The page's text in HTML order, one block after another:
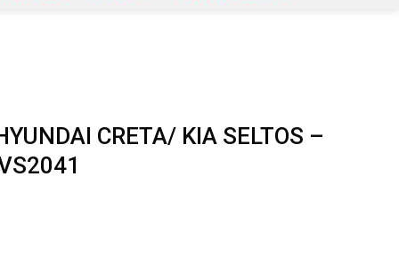
CRETA/ KIA SELTOS –